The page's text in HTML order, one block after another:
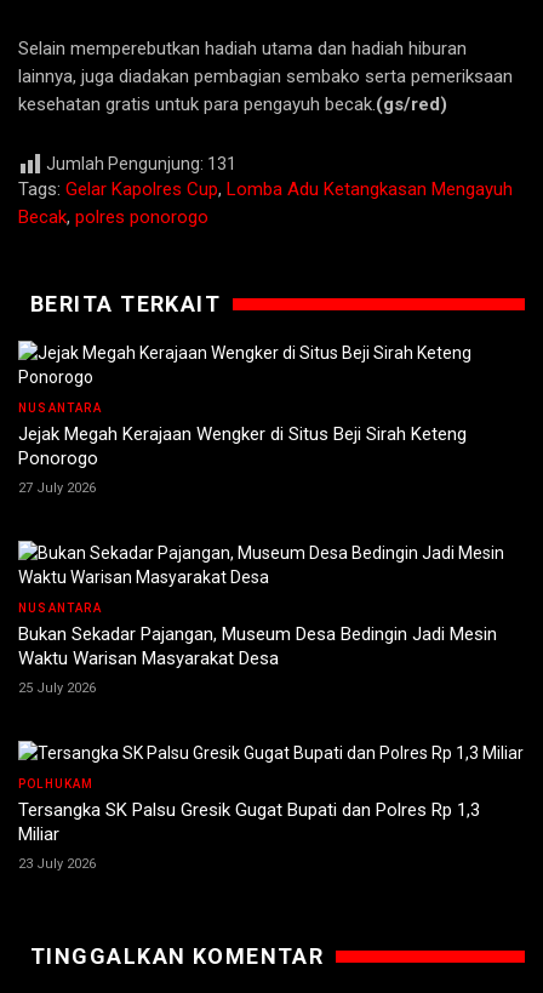
Selain memperebutkan hadiah utama dan hadiah hiburan
lainnya, juga diadakan pembagian sembako serta pemeriksaan
kesehatan gratis untuk para pengayuh becak.(gs/red)
Jumlah Pengunjung: 131
Tags: Gelar Kapolres Cup, Lomba Adu Ketangkasan Mengayuh
Becak, polres ponorogo
BERITA TERKAIT
NUSANTARA
Jejak Megah Kerajaan Wengker di Situs Beji Sirah Keteng
Ponorogo
27 July 2026
NUSANTARA
Bukan Sekadar Pajangan, Museum Desa Bedingin Jadi Mesin
Waktu Warisan Masyarakat Desa
25 July 2026
POLHUKAM
Tersangka SK Palsu Gresik Gugat Bupati dan Polres Rp 1,3
Miliar
23 July 2026
TINGGALKAN KOMENTAR